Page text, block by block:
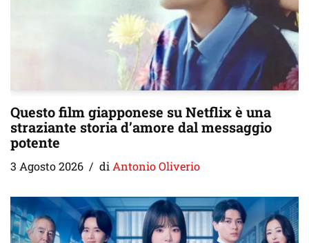
Questo film giapponese su Netflix è una
straziante storia d’amore dal messaggio
potente
3 Agosto 2026 diAntonio Oliverio